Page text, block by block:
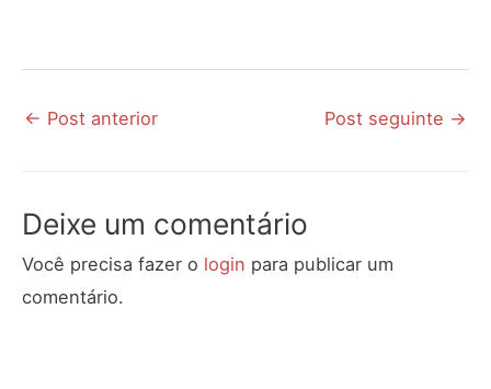
← Post anterior Post seguinte →
Deixe um comentário
Você precisa fazer o login para publicar um
comentário.